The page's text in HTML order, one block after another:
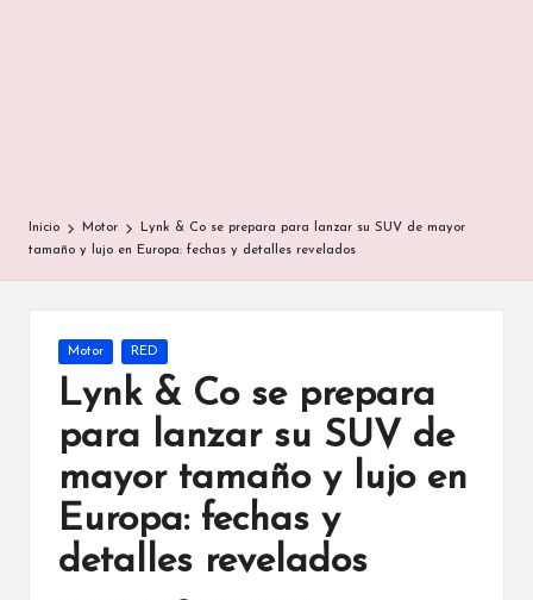
Inicio Motor
Lynk & Co se prepara para lanzar su SUV de mayor
tamaño y lujo en Europa: fechas y detalles revelados
Publicada
en
Motor RED
Lynk & Co se prepara
para lanzar su SUV de
mayor tamaño y lujo en
Europa: fechas y
detalles revelados